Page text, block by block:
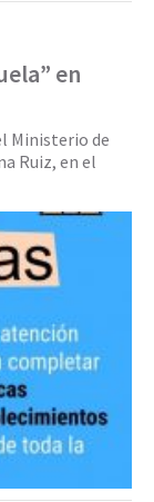
en
Ministerio de
Ruiz, en el